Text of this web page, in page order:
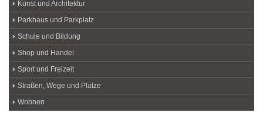
Kunst und Architektur
Parkhaus und Parkplatz
Schule und Bildung
Shop und Handel
Sport und Freizeit
Straßen, Wege und Plätze
Wohnen